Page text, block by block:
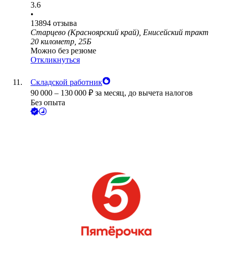
3.6
•
13894 отзыва
Старцево (Красноярский край), Енисейский тракт
20 километр, 25Б
Можно без резюме
Откликнуться
Складской работник
90 000 – 130 000 ₽ за месяц, до вычета налогов
Без опыта